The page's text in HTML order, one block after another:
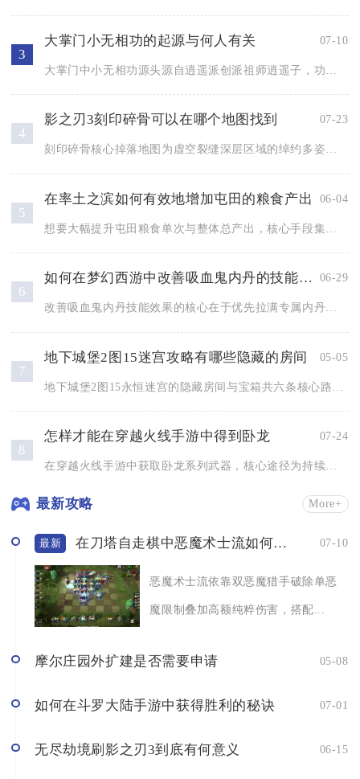
3
大掌门小无相功的起源与何人有关 07-10
4
影之刃3刻印碎骨可以在哪个地图找到 07-23
刻印碎骨核心掉落地图为虚空裂缝深层区域的绰约多姿之境，同时赤...
5
在率土之滨如何有效地增加屯田的粮食产出 06-04
6
如何在梦幻西游中改善吸血鬼内丹的技能效果 06-29
改善吸血鬼内丹技能效果的核心在于优先拉满专属内丹血煞变、按定...
7
地下城堡2图15迷宫攻略有哪些隐藏的房间 05-05
8
怎样才能在穿越火线手游中得到卧龙 07-24
在穿越火线手游中获取卧龙系列武器，核心途径为持续升级赛季赏金...
最新攻略 More+
最新 在刀塔自走棋中恶魔术士流如何发挥作用 07-10
恶魔术士流依靠双恶魔猎手破除单恶
魔限制叠加高额纯粹伤害，搭配...
摩尔庄园外扩建是否需要申请 05-08
如何在斗罗大陆手游中获得胜利的秘诀 07-01
无尽劫境刷影之刃3到底有何意义 06-15